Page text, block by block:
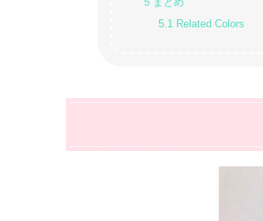
5まとめ
5.1 Related Colors